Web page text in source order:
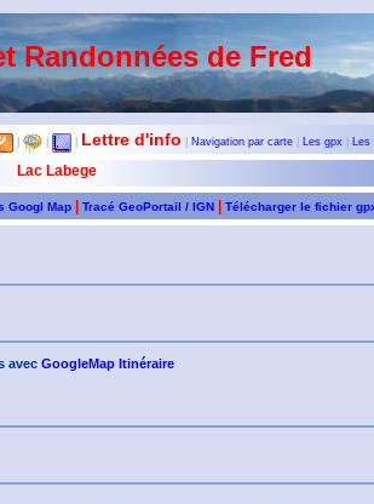
Randonnées de Fred
| | | Lettre d'info Navigation par carte| Les gpx| Les
Lac Labege
Googl Map| Tracé GeoPortail / IGN| Télécharger le fichier
avec GoogleMap Itinéraire